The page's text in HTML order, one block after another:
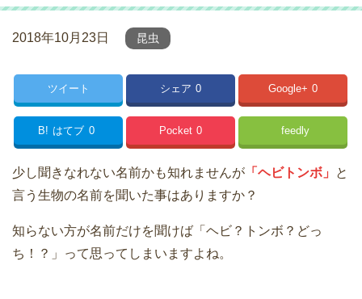
2018年10月23日 昆虫
ツイート シェア 0 Google+ 0
B! はてブ 0 Pocket 0 feedly
少し聞きなれない名前かも知れませんが 「ヘビトンボ」
と
言う生物の名前を聞いた事はありますか？
知らない方が名前だけを聞けば「ヘビ？トンボ？どっ
ち！？」って思ってしまいますよね。